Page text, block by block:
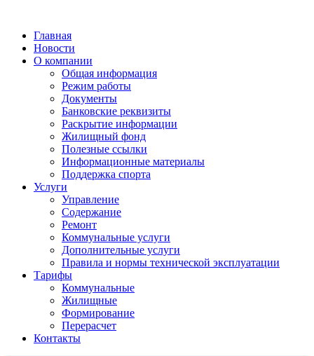
Главная
Новости
О компании
Общая информация
Режим работы
Документы
Банковские реквизиты
Раскрытие информации
Жилищный фонд
Полезные ссылки
Информационные материалы
Поддержка спорта
Услуги
Управление
Содержание
Ремонт
Коммунальные услуги
Дополнительные услуги
Правила и нормы технической эксплуатации
Тарифы
Коммунальные
Жилищные
Формирование
Перерасчет
Контакты